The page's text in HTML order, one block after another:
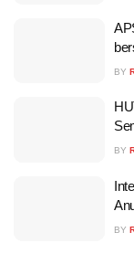
BY
BY
BY